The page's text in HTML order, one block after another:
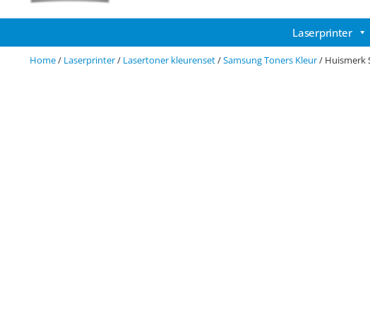
Laserprinter
Home/ Laserprinter/ Lasertoner kleurenset/Samsung Toners Kleur/ Huismerk